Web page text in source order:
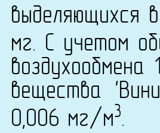
выделяющихся
мг. С учетом
вещества
0,006 мг/м3.